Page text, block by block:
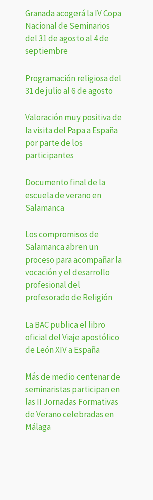
Granada acogerá la IV Copa
Nacional de Seminarios
del 31 de agosto al 4 de
septiembre
Programación religiosa del
31 de julio al 6 de agosto
Valoración muy positiva de
la visita del Papa a España
por parte de los
participantes
Documento final de la
escuela de verano en
Salamanca
Los compromisos de
Salamanca abren un
proceso para acompañar la
vocación y el desarrollo
profesional del
profesorado de Religión
La BAC publica el libro
oficial del Viaje apostólico
de León XIV a España
Más de medio centenar de
seminaristas participan en
las II Jornadas Formativas
de Verano celebradas en
Málaga